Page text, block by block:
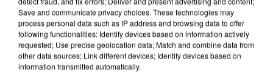
"JE SUIS À DISPOSITION DES
ENFOIRÉS"
Save and communicate privacy choices. These technologies may
process personal data such as IP address and browsing data to offer
following functionalities: Identify devices based on information actively
requested; Use precise geolocation data; Match and combine data from
other data sources; Link different devices; Identify devices based on
information transmitted automatically.